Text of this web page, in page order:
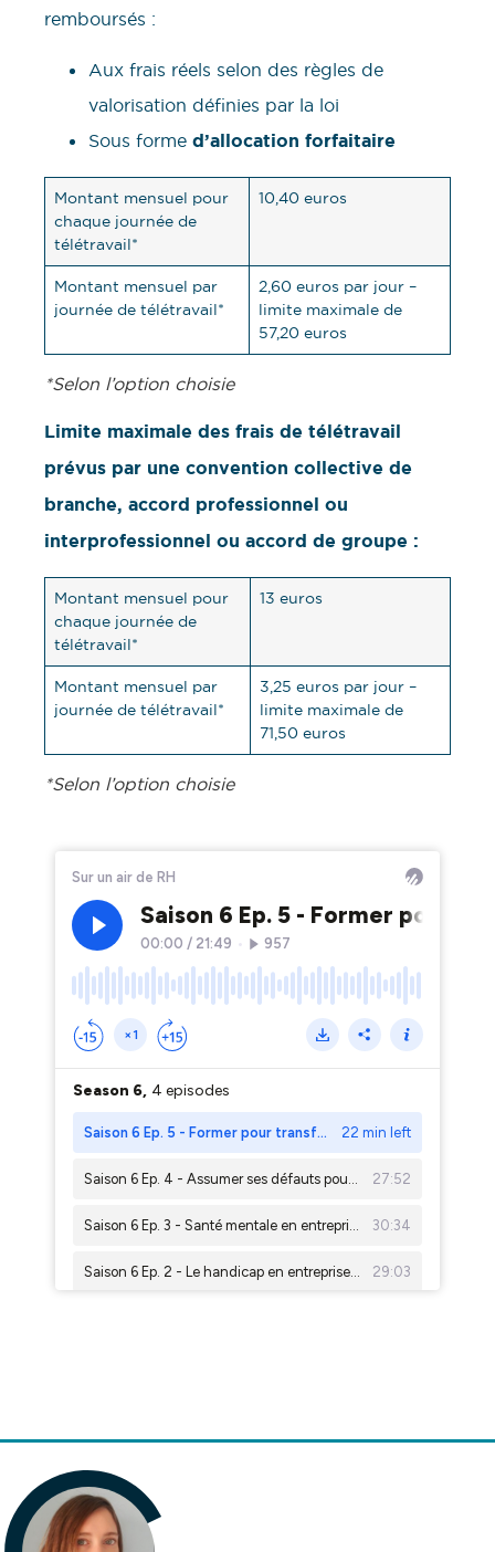
remboursés :
Aux frais réels selon des règles de
valorisation définies par la loi
Sous forme d’allocation forfaitaire
Montant mensuel pour
chaque journée de
télétravail*
10,40 euros
Montant mensuel par
journée de télétravail*
2,60 euros par jour –
limite maximale de
57,20 euros
*Selon l’option choisie
Limite maximale des frais de télétravail
prévus par une convention collective de
branche, accord professionnel ou
interprofessionnel ou accord de groupe :
Montant mensuel pour
chaque journée de
télétravail*
13 euros
Montant mensuel par
journée de télétravail*
3,25 euros par jour –
limite maximale de
71,50 euros
*Selon l’option choisie